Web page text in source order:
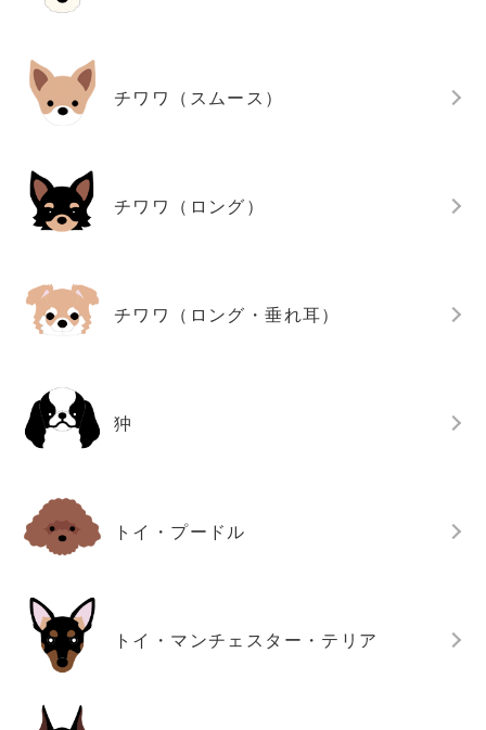
チワワ（スムース）
チワワ（ロング）
チワワ（ロング・垂れ耳）
狆
トイ・プードル
トイ・マンチェスター・テリア